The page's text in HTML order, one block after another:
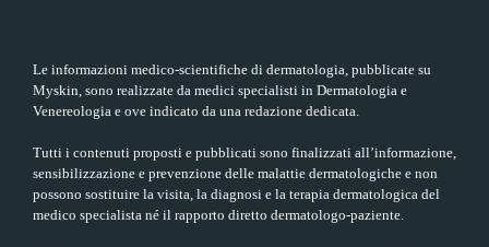
Le informazioni medico-scientifiche di dermatologia, pubblicate su
Myskin, sono realizzate da medici specialisti in Dermatologia e
Venereologia e ove indicato da una redazione dedicata.
Tutti i contenuti proposti e pubblicati sono finalizzati all’informazione,
sensibilizzazione e prevenzione delle malattie dermatologiche e non
possono sostituire la visita, la diagnosi e la terapia dermatologica del
medico specialista né il rapporto diretto dermatologo-paziente.